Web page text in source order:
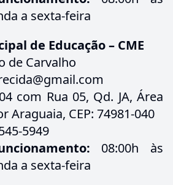
a sexta-feira
de Educação – CME
de Carvalho
com Rua 05, Qd. JA, Área
Araguaia, CEP: 74981-040
5949
08:00h às
a sexta-feira